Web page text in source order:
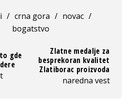
/ crna gora / novac /
bogatstvo
gde
Zlatne medalje za
besprekoran kvalitet
Zlatiborac proizvoda
naredna vest